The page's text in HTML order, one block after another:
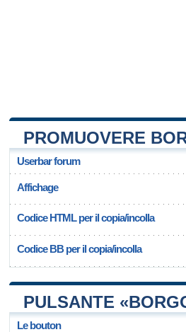
PROMUOVERE
Userbar forum
Affichage
Codice HTML per il copia/incolla
Codice BB per il copia/incolla
PULSANTE
Le bouton